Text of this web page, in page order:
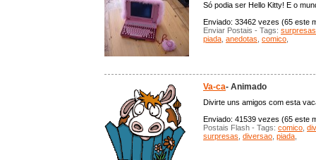
Só podia ser Hello Kitty! E o
Enviado: 33462 vezes (65 este
Enviar Postais - Tags: surpresas
piada anedotas comico
Va-ca- Animado
Divirte uns amigos com esta
Enviado: 41539 vezes (65 este
Postais Flash - Tags: comico
surpresas diversao piada